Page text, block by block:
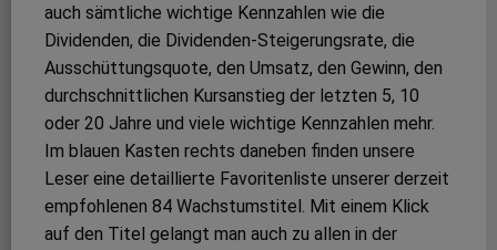
auch sämtliche wichtige Kennzahlen wie die
Dividenden, die Dividenden-Steigerungsrate, die
Ausschüttungsquote, den Umsatz, den Gewinn, den
durchschnittlichen Kursanstieg der letzten 5, 10
oder 20 Jahre und viele wichtige Kennzahlen mehr.
Im blauen Kasten rechts daneben finden unsere
Leser eine detaillierte Favoritenliste unserer derzeit
empfohlenen 84 Wachstumstitel. Mit einem Klick
auf den Titel gelangt man auch zu allen in der